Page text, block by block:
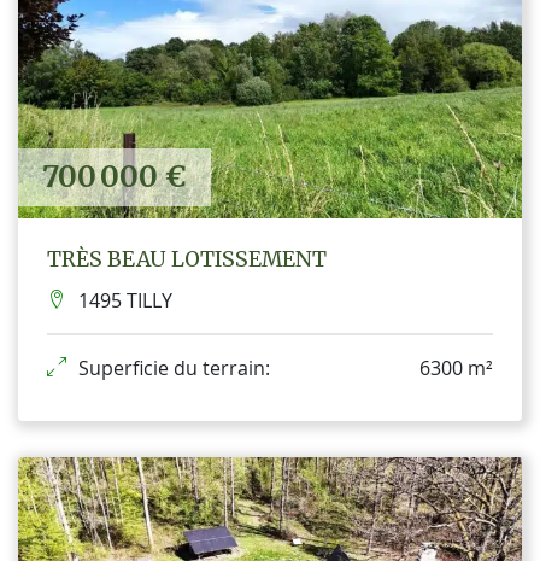
700 000 €
TRÈS BEAU LOTISSEMENT
1495 TILLY
Superficie du terrain: 6300 m²